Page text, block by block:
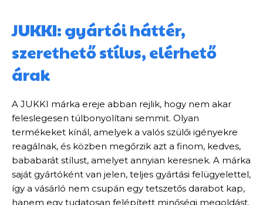
JUKKI: gyártói háttér,
szerethető stílus, elérhető
árak
A JUKKI márka ereje abban rejlik, hogy nem akar
feleslegesen túlbonyolítani semmit. Olyan
termékeket kínál, amelyek a valós szülői igényekre
reagálnak, és közben megőrzik azt a finom, kedves,
bababarát stílust, amelyet annyian keresnek. A márka
saját gyártóként van jelen, teljes gyártási felügyelettel,
így a vásárló nem csupán egy tetszetős darabot kap,
hanem egy tudatosan felépített minőségi megoldást.